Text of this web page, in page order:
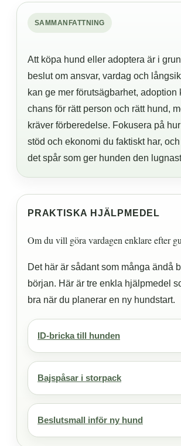
SAMMANFATTNING
Att köpa hund eller adoptera är i
beslut om ansvar, vardag och
kan ge mer förutsägbarhet, adoption
chans för rätt person och rätt hund,
kräver förberedelse. Fokusera på
stöd och ekonomi du faktiskt har,
det spår som ger hunden den
PRAKTISKA HJÄLPMEDEL
Om du vill göra vardagen enklare efter
Det här är sådant som många ändå
början. Här är tre enkla hjälpmedel
bra när du planerar en ny hundstart.
ID-bricka till hunden
Bajspåsar i storpack
Beslutsmall inför ny hund